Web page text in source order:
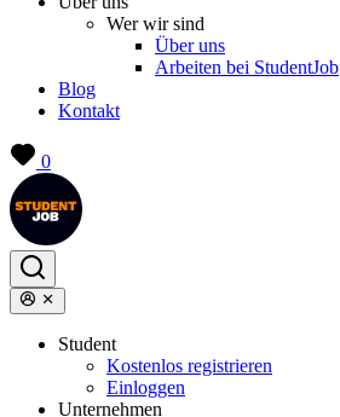
Wer wir sind
Über uns
Arbeiten bei StudentJob
Blog
Kontakt
0
Student
Kostenlos registrieren
Einloggen
Unternehmen